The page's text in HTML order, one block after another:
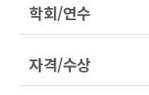
학회/연수
자격/수상